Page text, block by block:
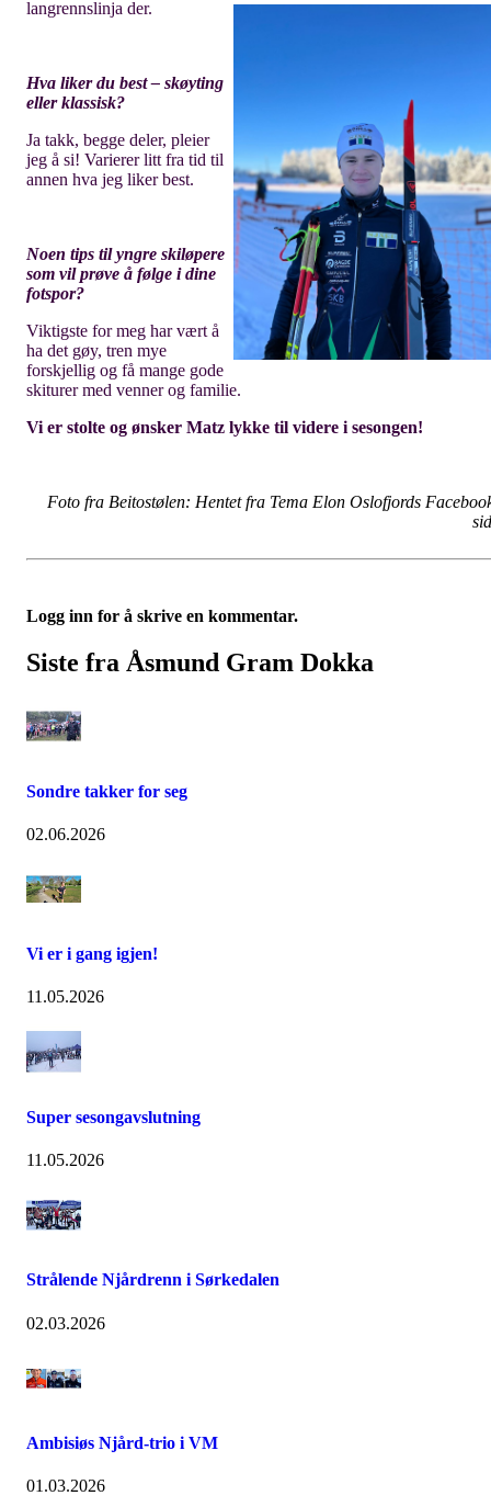
langrennslinja der.
Hva liker du best – skøyting
eller klassisk?
Ja takk, begge deler, pleier
jeg å si! Varierer litt fra tid til
annen hva jeg liker best.
Noen tips til yngre skiløpere
som vil prøve å følge i dine
fotspor?
Viktigste for meg har vært å
ha det gøy, tren mye
forskjellig og få mange gode
skiturer med venner og familie.
Vi er stolte og ønsker Matz lykke til videre i sesongen!
Foto fra Beitostølen: Hentet fra Tema Elon Oslofjords
Logg inn for å skrive en kommentar.
Siste fra Åsmund Gram Dokka
Sondre takker for seg
02.06.2026
Vi er i gang igjen!
11.05.2026
Super sesongavslutning
11.05.2026
Strålende Njårdrenn i Sørkedalen
02.03.2026
Ambisiøs Njård-trio i VM
01.03.2026